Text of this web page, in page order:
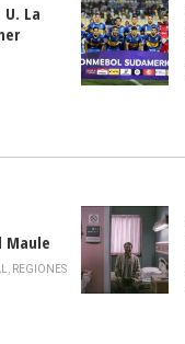
La
Maule
de la
, REGIONES